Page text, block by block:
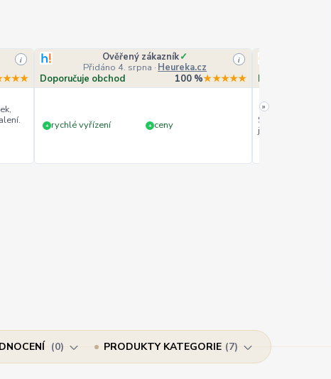
i Ověřený zákazník✓
Přidáno 4. srpna · Heureka.cz
i
Doporučuje obchod 100 %★★★★★
+ rychlé vyřízení + ceny
Doporučuje
Široký výběr,
jedině doporučit.
»
0 PRODUKTY KATEGORIE 7